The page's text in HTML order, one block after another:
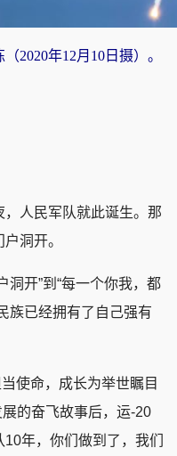
2020年12月10日摄）。
人民军队就此诞生。那
洞开。
开”到“每一个你我，都
族已经拥有了自己强有
使命，成长为举世瞩目
展的奋飞故事后，运-20
年，你们做到了，我们